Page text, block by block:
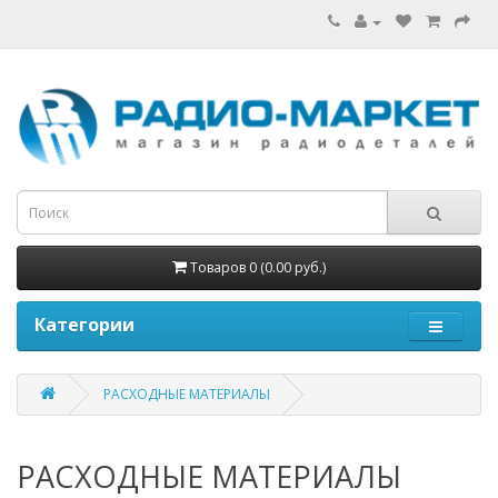
Товаров 0 (0.00 руб.)
Категории
РАСХОДНЫЕ МАТЕРИАЛЫ
РАСХОДНЫЕ МАТЕРИАЛЫ